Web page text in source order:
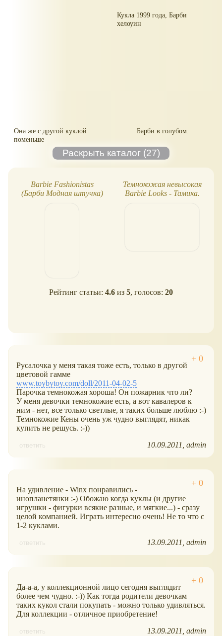
Кукла 1999 года, Барби
хелоуин
Она же с другой куклой
поменьше
Барби в голубом.
Barbie Fashionistas
(Барби Модная штучка)
Темнокожая невысокая
Barbie Looks - Тамика.
Рейтинг статьи: 4.6 из 5, голосов: 20
Русалочка у меня такая тоже есть, только в другой
цветовой гамме
www.toybytoy.com/doll/2011-04-02-5
Парочка темнокожая хороша! Он пожарник что ли?
У меня девочки темнокожие есть, а вот кавалеров к
ним - нет, все только светлые, я таких больше люблю :-)
Темнокожие Кены очень уж чудно выглядят, никак
купить не решусь. :-))
ответить 10.09.2011 admin
На удивление - Winx понравились -
инопланетянки :-) Обожаю когда куклы (и другие
игрушки - фигурки всякие разные, и мягкие...) - сразу
целой компанией. Играть интересно очень! Не то что с
1-2 куклами.
ответить 13.09.2011 admin
Да-а-а, у коллекционной лицо сегодня выглядит
более чем чудно. :-)) Как тогда родители девочкам
таких кукол стали покупать - можно только удивляться.
Для коллекции - отличное приобретение!
ответить 13.09.2011 admin